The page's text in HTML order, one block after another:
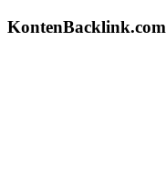
KontenBacklink.com